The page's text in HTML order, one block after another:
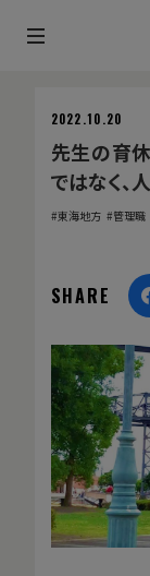
メ
2022.10.20
先生の育
ではなく、
東海地方 管理職
SHARE